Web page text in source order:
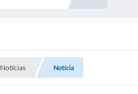
Notícias Notícia